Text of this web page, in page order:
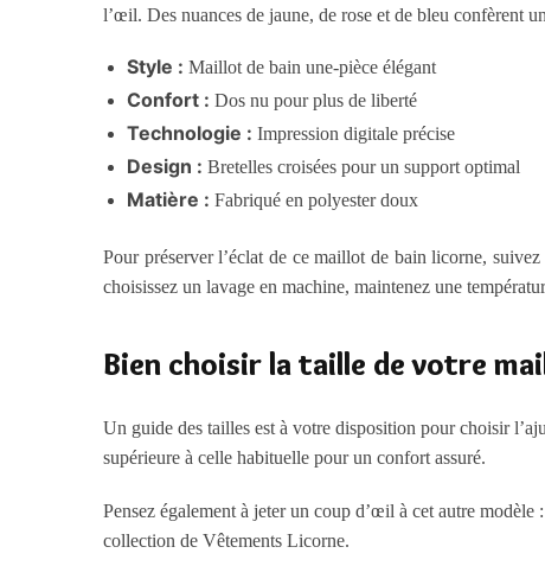
l’œil. Des nuances de jaune, de rose et de bleu confèrent
Style : Maillot de bain une-pièce élégant
Confort : Dos nu pour plus de liberté
Technologie : Impression digitale précise
Design : Bretelles croisées pour un support optimal
Matière : Fabriqué en polyester doux
Pour préserver l’éclat de ce maillot de bain licorne,
choisissez un lavage en machine, maintenez une
Bien choisir la taille de votre
Un guide des tailles est à votre disposition pour choisir
supérieure à celle habituelle pour un confort assuré.
Pensez également à jeter un coup d’œil à cet autre modèle
collection deVêtements Licorne.